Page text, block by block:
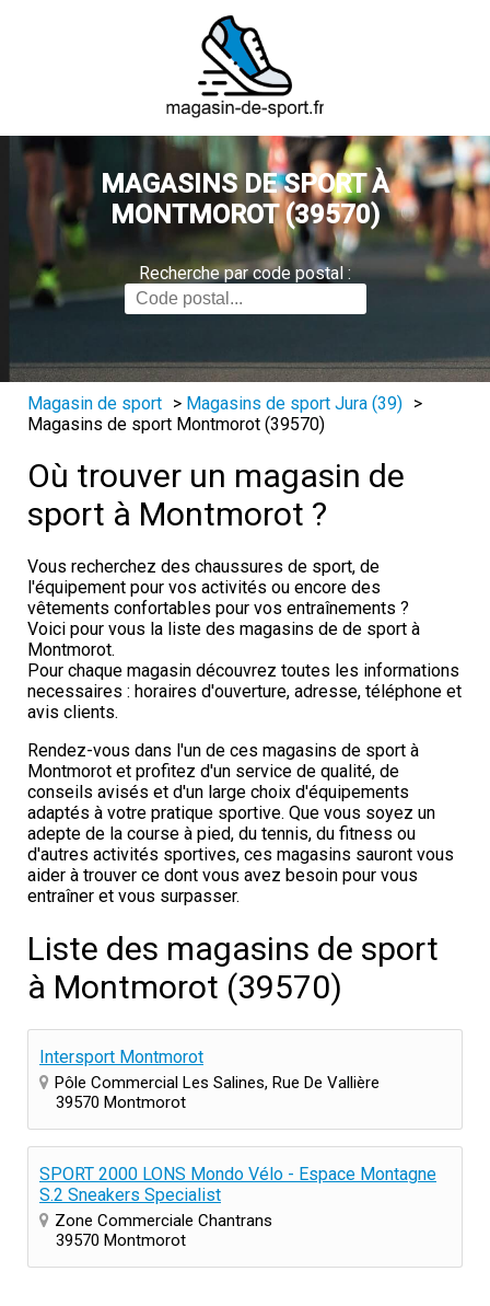
MAGASINS DE SPORT À
MONTMOROT (39570)
Recherche par code postal :
Magasin de sport > Magasins de sport Jura (39) >
Magasins de sport Montmorot (39570)
Où trouver un magasin de
sport à Montmorot ?
Vous recherchez des chaussures de sport, de
l'équipement pour vos activités ou encore des
vêtements confortables pour vos entraînements ?
Voici pour vous la liste des magasins de de sport à
Montmorot.
Pour chaque magasin découvrez toutes les informations
necessaires : horaires d'ouverture, adresse, téléphone et
avis clients.
Rendez-vous dans l'un de ces magasins de sport à
Montmorot et profitez d'un service de qualité, de
conseils avisés et d'un large choix d'équipements
adaptés à votre pratique sportive. Que vous soyez un
adepte de la course à pied, du tennis, du fitness ou
d'autres activités sportives, ces magasins sauront vous
aider à trouver ce dont vous avez besoin pour vous
entraîner et vous surpasser.
Liste des magasins de sport
à Montmorot (39570)
Intersport Montmorot
Pôle Commercial Les Salines, Rue De Vallière
39570 Montmorot
SPORT 2000 LONS Mondo Vélo - Espace Montagne
S.2 Sneakers Specialist
Zone Commerciale Chantrans
39570 Montmorot